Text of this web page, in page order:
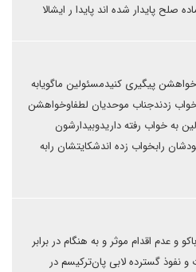
صلح پایدار شده اند پایدا ر ایشالا
خواهشن پیگیری کنیدمسئولین ماگویابه
زدندجناب موحدیان لطفاوخواهشن
به خواب رفته داریدوبیدارشون
رابخواب زده اندشکایتشان رابه
و عدم اقدام موثر و به هنگام در برابر
نفوذ گسترده لابی پان‌ترکیسم در